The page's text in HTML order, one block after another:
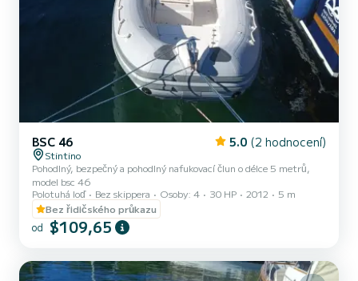
BSC 46 5.0 (2 hodnocení)
Stintino
Pohodlný, bezpečný a pohodlný nafukovací člun o délce 5 metrů,
model bsc 46
Polotuhá loď
Bez skippera Osoby: 4 30 HP 2012
5 m
Bez řidičského průkazu
od $109,65